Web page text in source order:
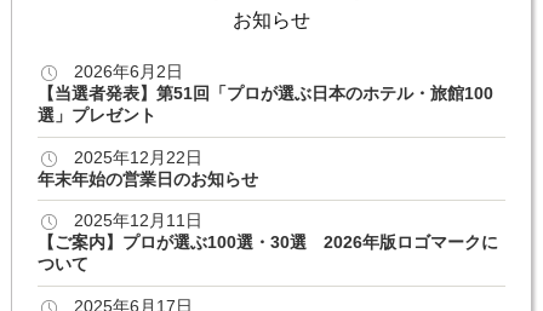
お知らせ
2026年6月2日
【当選者発表】第51回「プロが選ぶ日本のホテル・旅館100
選」プレゼント
2025年12月22日
年末年始の営業日のお知らせ
2025年12月11日
【ご案内】プロが選ぶ100選・30選 2026年版ロゴマークに
ついて
2025年6月17日